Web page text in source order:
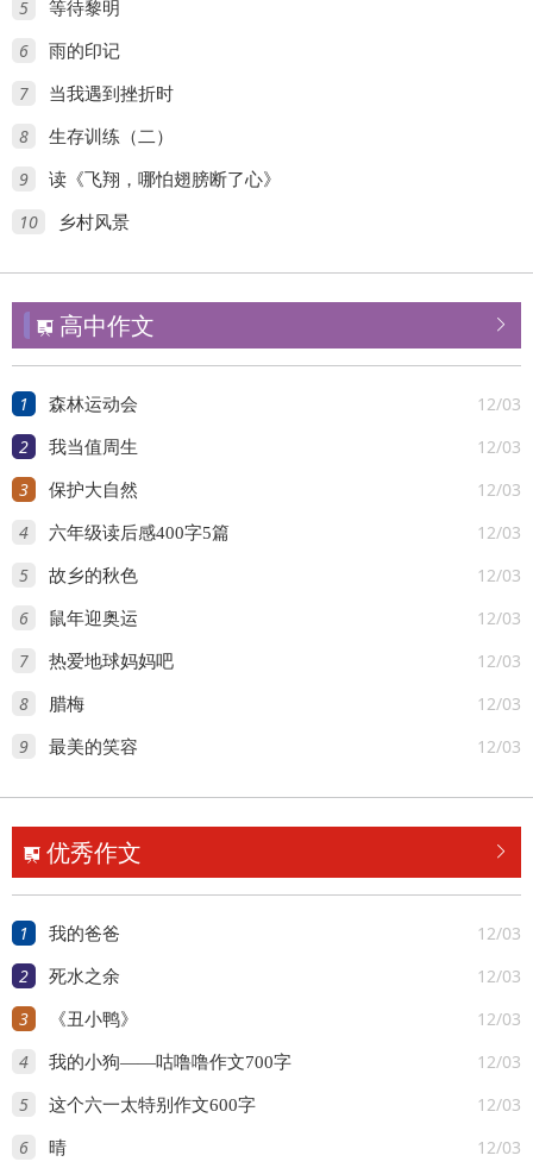
5 等待黎明
6 雨的印记
7 当我遇到挫折时
8 生存训练（二）
9 读《飞翔，哪怕翅膀断了心》
10 乡村风景

 高中作文
1 12/03
森林运动会
2 12/03
我当值周生
3 12/03
保护大自然
4 12/03
六年级读后感400字5篇
5 12/03
故乡的秋色
6 12/03
鼠年迎奥运
7 12/03
热爱地球妈妈吧
8 12/03
腊梅
9 12/03
最美的笑容

 优秀作文
1 12/03
我的爸爸
2 12/03
死水之余
3 12/03
《丑小鸭》
4 12/03
我的小狗——咕噜噜作文700字
5 12/03
这个六一太特别作文600字
6 12/03
晴